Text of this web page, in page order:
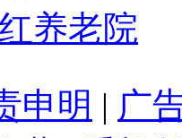
养老院
申明 | 广